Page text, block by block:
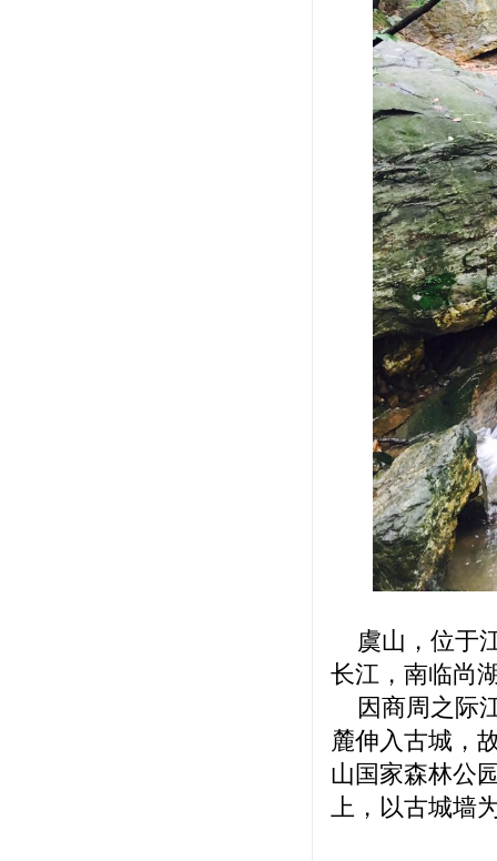
虞山，位于
长江，南临尚
因商周之际
麓伸入古城，
山国家森林公
上，以古城墙